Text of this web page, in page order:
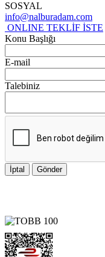
SOSYAL
info@nalburadam.com
ONLINE TEKLİF İSTE
Konu Başlığı
E-mail
Talebiniz
İptal Gönder